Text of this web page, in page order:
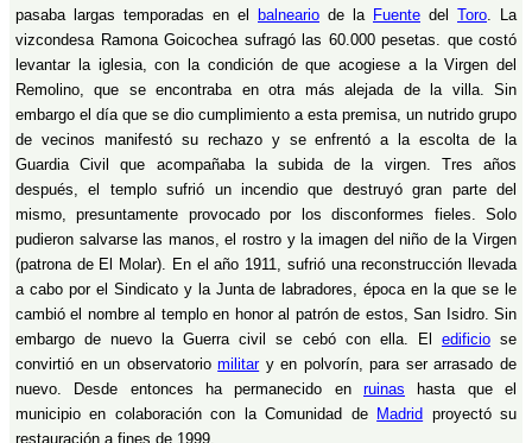
pasaba largas temporadas en el
balneario de la Fuente del Toro. La
vizcondesa Ramona Goicochea sufragó las 60.000 pesetas. que costó
levantar la iglesia, con la condición de que acogiese a la Virgen del
Remolino, que se encontraba en otra más alejada de la villa. Sin
embargo el día que se dio cumplimiento a esta premisa, un nutrido grupo
de vecinos manifestó su rechazo y se enfrentó a la escolta de la
Guardia Civil que acompañaba la subida de la virgen. Tres años
después, el templo sufrió un incendio que destruyó gran parte del
mismo, presuntamente provocado por los disconformes fieles. Solo
pudieron salvarse las manos, el rostro y la imagen del niño de la Virgen
(patrona de El Molar). En el año 1911, sufrió una reconstrucción llevada
a cabo por el Sindicato y la Junta de labradores, época en la que se le
cambió el nombre al templo en honor al patrón de estos, San Isidro. Sin
embargo de nuevo la Guerra civil se cebó con ella. El edificiose
convirtió en un observatoriomilitary en polvorín, para ser arrasado de
nuevo. Desde entonces ha permanecido en ruinas hasta que el
municipio en colaboración con la Comunidad de Madrid proyectó su
restauración a fines de 1999.